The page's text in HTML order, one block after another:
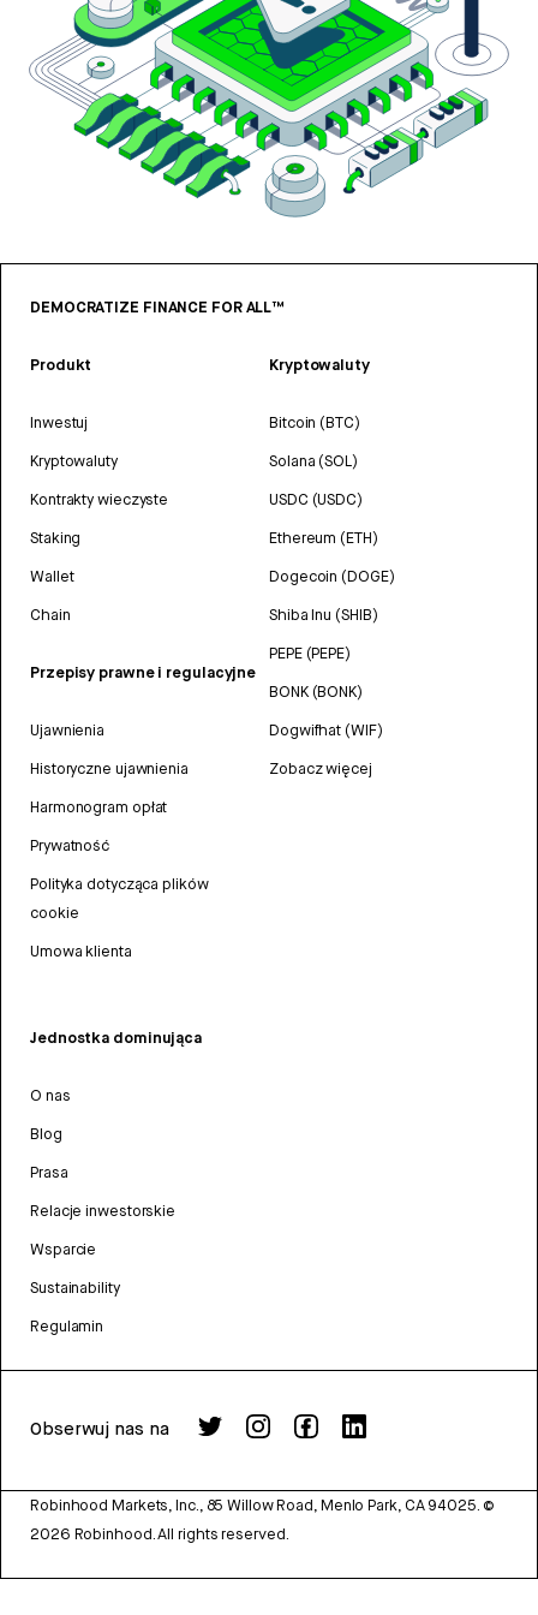
DEMOCRATIZE FINANCE FOR ALL™
Produkt
Inwestuj
Kryptowaluty
Kontrakty wieczyste
Staking
Wallet
Chain
Przepisy prawne i regulacyjne
Ujawnienia
Historyczne ujawnienia
Harmonogram opłat
Prywatność
Polityka dotycząca plików
cookie
Umowa klienta
Kryptowaluty
Bitcoin (BTC)
Solana (SOL)
USDC (USDC)
Ethereum (ETH)
Dogecoin (DOGE)
Shiba Inu (SHIB)
PEPE (PEPE)
BONK (BONK)
Dogwifhat (WIF)
Zobacz więcej
Jednostka dominująca
O nas
Blog
Prasa
Relacje inwestorskie
Wsparcie
Sustainability
Regulamin
Obserwuj nas na
Robinhood Markets, Inc., 85 Willow Road, Menlo Park, CA 94025. ©
2026 Robinhood. All rights reserved.